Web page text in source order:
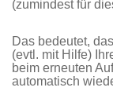
(zumindest für
Das bedeutet,
(evtl. mit Hilfe)
beim erneuten
automatisch